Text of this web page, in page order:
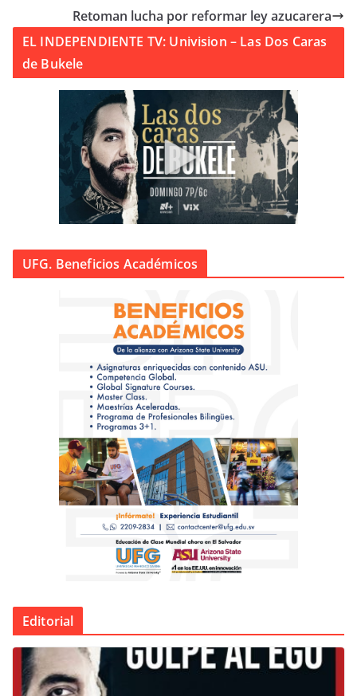
Retoman lucha por reformar ley azucarera
EL INDEPENDIENTE TV: Univision – Las Dos Caras
de Bukele
UFG. Beneficios Académicos
Editorial